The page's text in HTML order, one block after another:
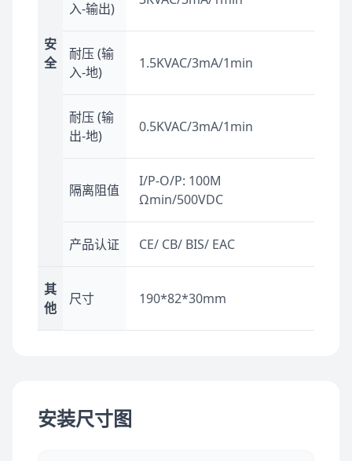
安
全
入-输出)
耐压 (输
入-地)
1.5KVAC/3mA/1min
耐压 (输
出-地)
0.5KVAC/3mA/1min
隔离阻值
I/P-O/P: 100M
Ωmin/500VDC
产品认证 CE/ CB/ BIS/ EAC
其
他
尺寸 190*82*30mm
安装尺寸图